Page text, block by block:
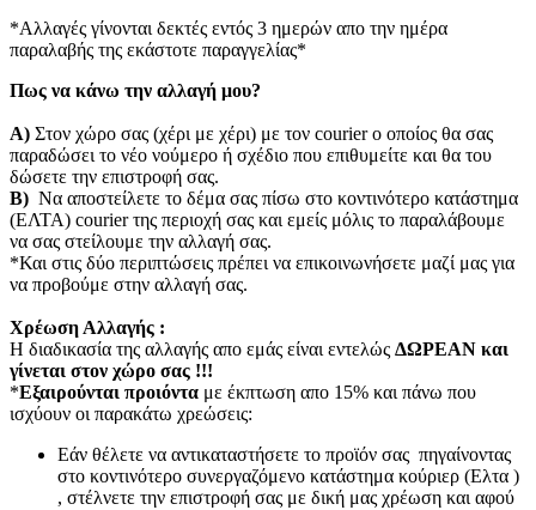
*Αλλαγές γίνονται δεκτές εντός 3 ημερών απο την ημέρα
παραλαβής της εκάστοτε παραγγελίας*
Πως να κάνω την αλλαγή μου?
Α) Στον χώρο σας (χέρι με χέρι) με τον courier o οποίος θα σας
παραδώσει το νέο νούμερο ή σχέδιο που επιθυμείτε και θα του
δώσετε την επιστροφή σας.
Β) Να αποστείλετε το δέμα σας πίσω στο κοντινότερο κατάστημα
(ΕΛΤΑ) courier της περιοχή σας και εμείς μόλις το παραλάβουμε
να σας στείλουμε την αλλαγή σας.
*Και στις δύο περιπτώσεις πρέπει να επικοινωνήσετε μαζί μας για
να προβούμε στην αλλαγή σας.
Χρέωση Αλλαγής :
Η διαδικασία της αλλαγής απο εμάς είναι εντελώς ΔΩΡΕΑΝ και
γίνεται στον χώρο σας !!!
*Εξαιρούνται προιόντα με έκπτωση απο 15% και πάνω που
ισχύουν οι παρακάτω χρεώσεις:
Εάν θέλετε να αντικαταστήσετε το προϊόν σας πηγαίνοντας
στο κοντινότερο συνεργαζόμενο κατάστημα κούριερ (Ελτα )
, στέλνετε την επιστροφή σας με δική μας χρέωση και αφού